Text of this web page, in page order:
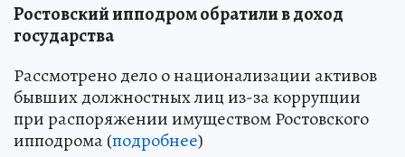
Ростовский ипподром обратили в доход
государства
Рассмотрено дело о национализации активов
бывших должностных лиц из-за коррупции
при распоряжении имуществом Ростовского
ипподрома (подробнее)